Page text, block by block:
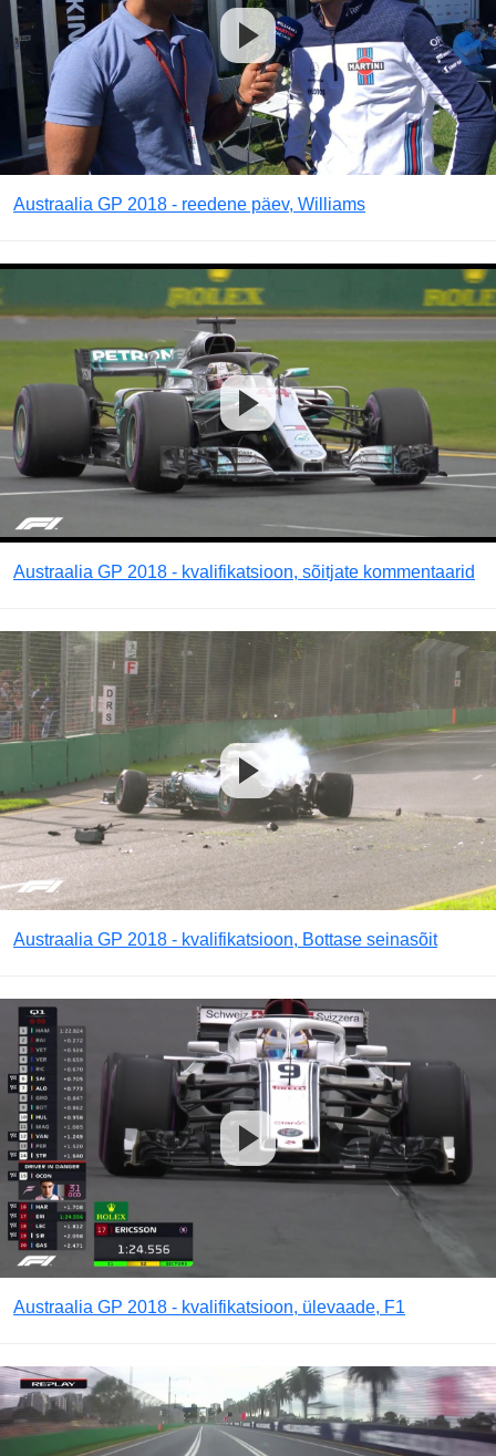
Austraalia GP 2018 - reedene päev, Williams
Austraalia GP 2018 - kvalifikatsioon, sõitjate kommentaarid
Austraalia GP 2018 - kvalifikatsioon, Bottase seinasõit
Austraalia GP 2018 - kvalifikatsioon, ülevaade, F1